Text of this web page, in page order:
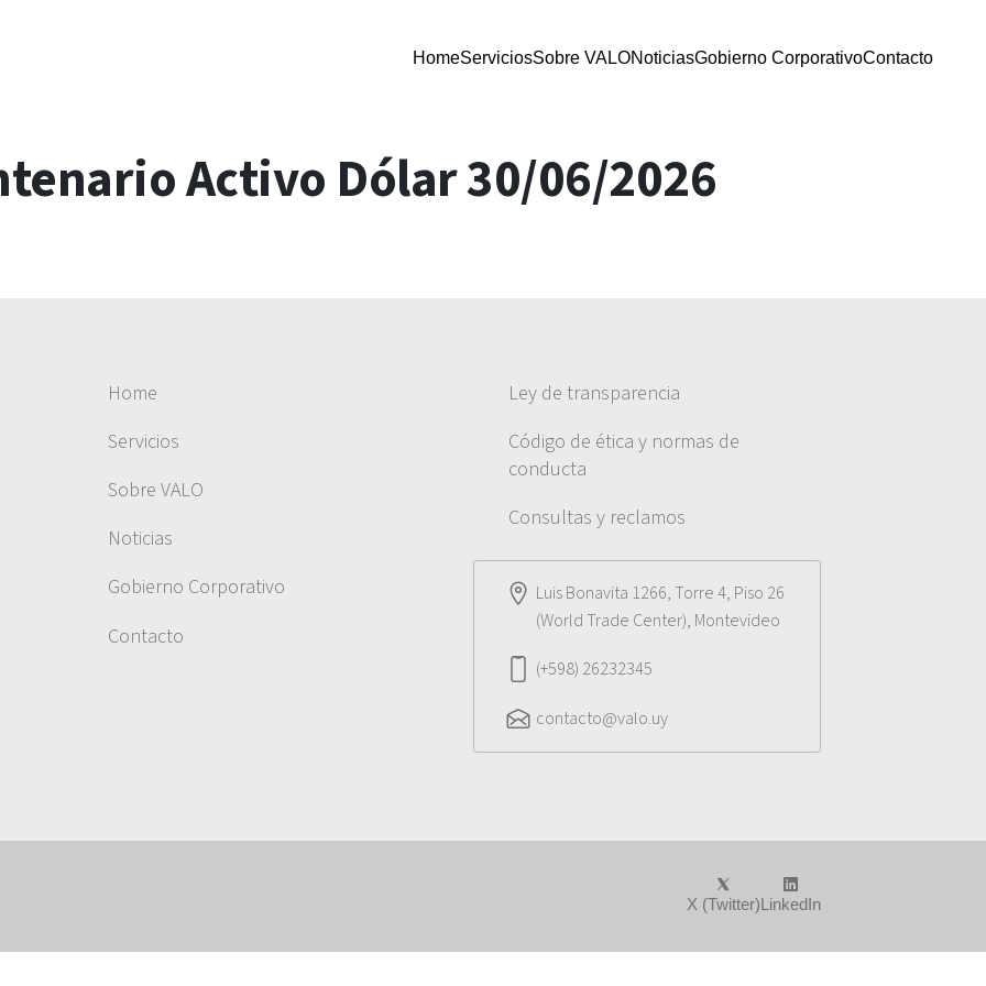
HomeServiciosSobre VALONoticiasGobierno CorporativoContacto
Activo Dólar 30/06/2026
Home
Servicios
Sobre VALO
Noticias
Gobierno Corporativo
Contacto
Ley de transparencia
Código de ética y normas de
conducta
Consultas y reclamos
Luis Bonavita 1266, Torre 4, Piso 26
(World Trade Center), Montevideo
(+598) 26232345
contacto@valo.uy
X (Twitter)LinkedIn